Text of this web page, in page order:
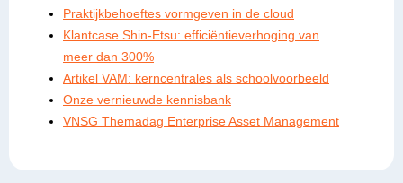
Praktijkbehoeftes vormgeven in de cloud
Klantcase Shin-Etsu: efficiëntieverhoging van
meer dan 300%
Artikel VAM: kerncentrales als schoolvoorbeeld
Onze vernieuwde kennisbank
VNSG Themadag Enterprise Asset Management